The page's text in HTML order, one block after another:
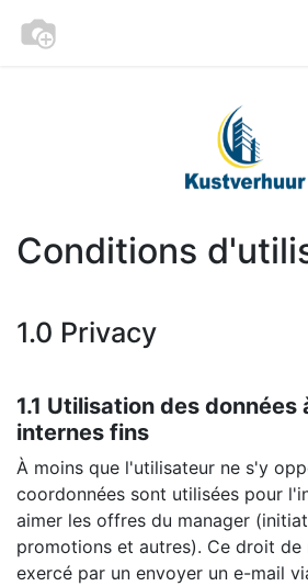
Conditions
1.0 Privacy
1.1 Utilisation des données
internes fins
À moins que l'utilisateur ne s'y
coordonnées sont utilisées pour
aimer les offres du manager
promotions et autres). Ce droit de
exercé par un envoyer un e-mail